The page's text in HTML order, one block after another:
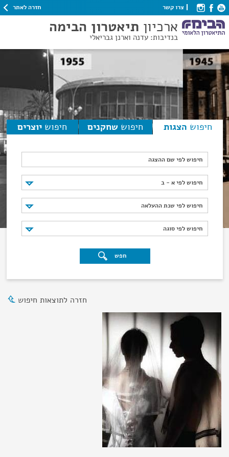
צרו קשר חזרה לאתר
ארכיון תיאטרון הבימה
בנדיבות: עדנה וארנן גבריאלי
חיפוש הצגות חיפוש שחקנים חיפוש יוצרים
חיפוש לפי שם ההצגה
חיפוש לפי א - ב
חיפוש לפי א - ב
חיפוש לפי שנת ההעלאה
חיפוש לפי שנת ההעלאה
חיפוש לפי סוגה
חיפוש לפי סוגה
חפש
חזרה לתוצאות חיפוש